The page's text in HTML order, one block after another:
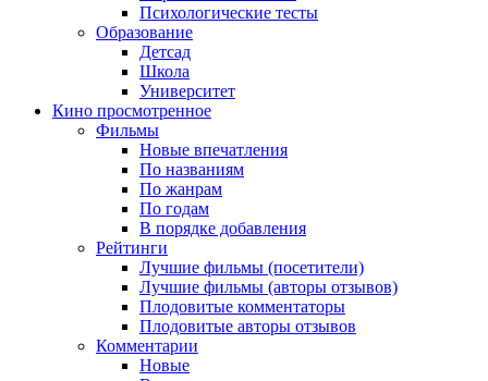
Психологические тесты
Образование
Детсад
Школа
Университет
Кино просмотренное
Фильмы
Новые впечатления
По названиям
По жанрам
По годам
В порядке добавления
Рейтинги
Лучшие фильмы (посетители)
Лучшие фильмы (авторы отзывов)
Плодовитые комментаторы
Плодовитые авторы отзывов
Комментарии
Новые